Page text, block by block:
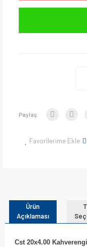
Paylaş:
Favorilerime Ekle
Ürün
Açıklaması
Cst 20x4.00